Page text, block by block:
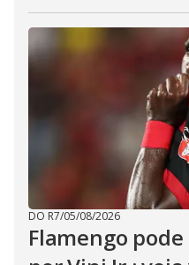
DO R7/05/08/2026
Flamengo